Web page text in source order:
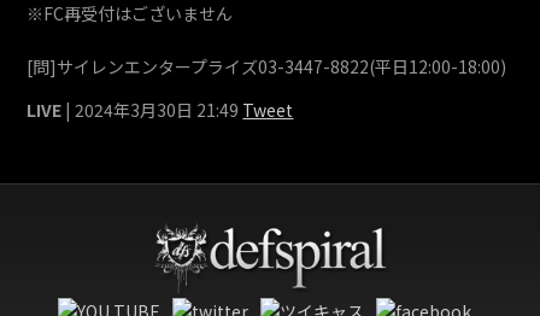
※FC再受付はございません
[問]サイレンエンタープライズ03-3447-8822(平日12:00-18:00)
LIVE | 2024年3月30日 21:49 Tweet